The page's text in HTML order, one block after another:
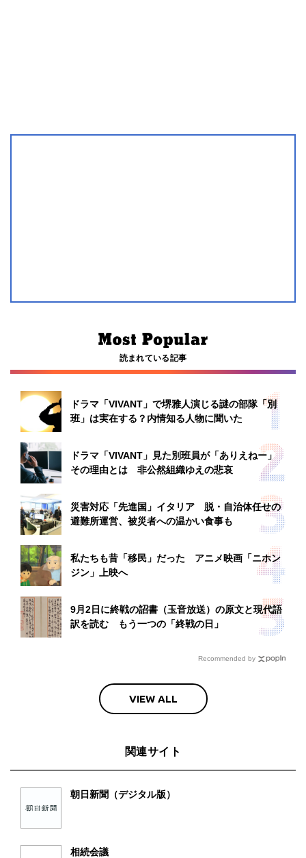
読まれている記事
ドラマ「VIVANT」で堺雅人演じる謎の部隊「別
班」は実在する？内情知る人物に聞いた
ドラマ「VIVANT」見た別班員が「ありえねー」
その理由とは 非公然組織ゆえの悲哀
災害対応「先進国」イタリア 脱・自治体任せの
避難所運営、被災者への温かい食事も
私たちも昔「移民」だった アニメ映画「ニホン
ジン」上映へ
9月2日に終戦の詔書（玉音放送）の原文と現代語
訳を読む もう一つの「終戦の日」
Recommended by
VIEW ALL
関連サイト
朝日新聞（デジタル版）
相続会議